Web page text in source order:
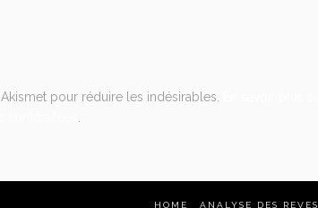
pour réduire les indésirables.
HOME ANALYSE DES REVES